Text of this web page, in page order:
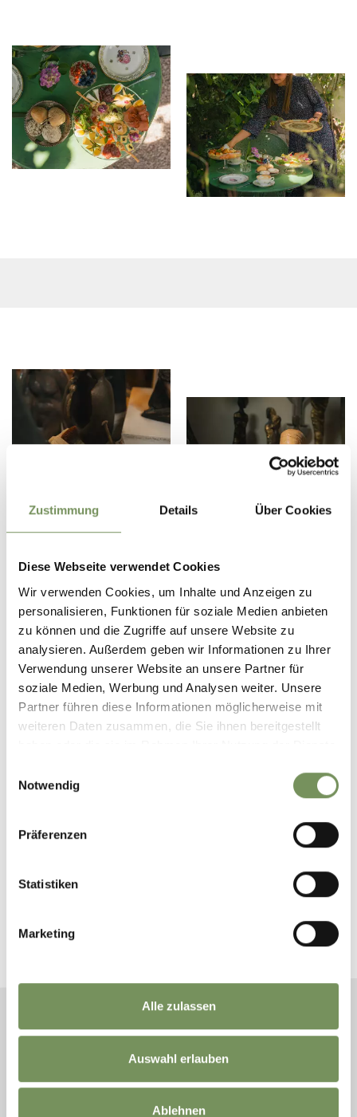
Zustimmung Details Über Cookies
Diese Webseite verwendet Cookies
Wir verwenden Cookies, um Inhalte und Anzeigen zu
personalisieren, Funktionen für soziale Medien anbieten
zu können und die Zugriffe auf unsere Website zu
analysieren. Außerdem geben wir Informationen zu Ihrer
Verwendung unserer Website an unsere Partner für
soziale Medien, Werbung und Analysen weiter. Unsere
Partner führen diese Informationen möglicherweise mit
weiteren Daten zusammen, die Sie ihnen bereitgestellt
Notwendig
Präferenzen
Statistiken
Marketing
Alle zulassen
Auswahl erlauben
Ablehnen
DID YOU FIND THIS CONTENT HELPFUL?
YES NO
Let your friends participate ...
Share
News and information directly in your mailbox
AND ENVIRONS
22.03.2026